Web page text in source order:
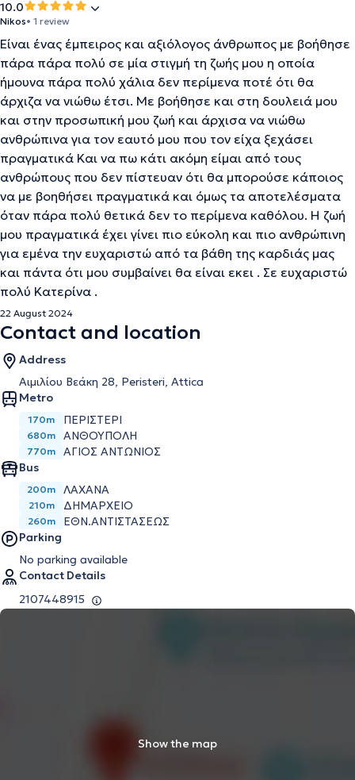
10.0
Nikos• 1 review
Είναι ένας έμπειρος και αξιόλογος άνθρωπος με βοήθησε
πάρα πάρα πολύ σε μία στιγμή τη ζωής μου η οποία
ήμουνα πάρα πολύ χάλια δεν περίμενα ποτέ ότι θα
άρχιζα να νιώθω έτσι. Με βοήθησε και στη δουλειά μου
και στην προσωπική μου ζωή και άρχισα να νιώθω
ανθρώπινα για τον εαυτό μου που τον είχα ξεχάσει
πραγματικά Και να πω κάτι ακόμη είμαι από τους
ανθρώπους που δεν πίστευαν ότι θα μπορούσε κάποιος
να με βοηθήσει πραγματικά και όμως τα αποτελέσματα
όταν πάρα πολύ θετικά δεν το περίμενα καθόλου. Η ζωή
μου πραγματικά έχει γίνει πιο εύκολη και πιο ανθρώπινη
για εμένα την ευχαριστώ από τα βάθη της καρδιάς μας
και πάντα ότι μου συμβαίνει θα είναι εκει . Σε ευχαριστώ
πολύ Κατερίνα .
22 August 2024
Contact and location
Address
Αιμιλίου Βεάκη 28, Peristeri, Attica
Metro
170m ΠΕΡΙΣΤΈΡΙ
680m ΑΝΘΟΎΠΟΛΗ
770m
ΆΓΙΟΣ ΑΝΤΏΝΙΟΣ
Bus
200m ΛΑΧΑΝΑ
210m ΔΗΜΑΡΧΕΙΟ
260m
ΕΘΝ.ΑΝΤΙΣΤΑΣΕΩΣ
Parking
No parking available
Contact Details
2107448915
Show the map